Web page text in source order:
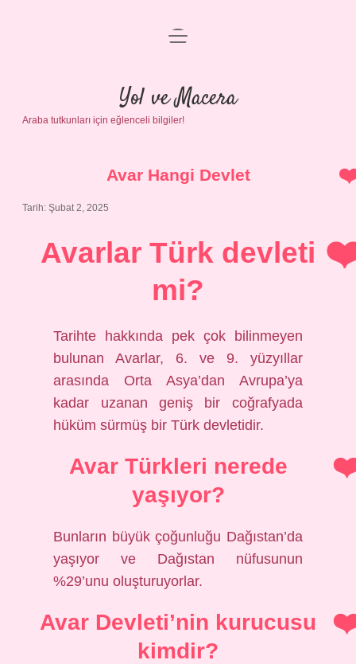
Anasayfa
Gizlilik Politikası
Yasal Uyarı
menüyü
Yol ve Macera
Araba tutkunları için eğlenceli bilgiler!
Avar Hangi Devlet
Tarih: Şubat 2, 2025
Avarlar Türk devleti
mi?
Tarihte hakkında pek çok bilinmeyen
bulunan Avarlar, 6. ve 9. yüzyıllar
arasında Orta Asya’dan Avrupa’ya
kadar uzanan geniş bir coğrafyada
hüküm sürmüş bir Türk devletidir.
Avar Türkleri nerede
yaşıyor?
Bunların büyük çoğunluğu Dağıstan’da
yaşıyor ve Dağıstan nüfusunun
%29’unu oluşturuyorlar.
Avar Devleti’nin kurucusu
kimdir?